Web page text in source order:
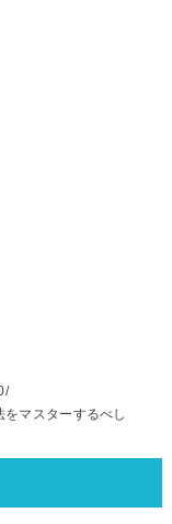
マスターするべし